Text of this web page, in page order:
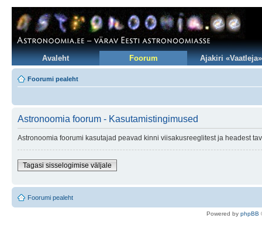
Avaleht Foorum Ajakiri «Vaatleja»
Foorumi pealeht
Astronoomia foorum - Kasutamistingimused
Astronoomia foorumi kasutajad peavad kinni viisakusreeglitest ja headest
Tagasi sisselogimise väljale
Foorumi pealeht
Powered by phpBB